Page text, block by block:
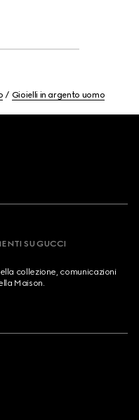
Gioielli in argento uomo
SU GUCCI
collezione, comunicazioni
Maison.